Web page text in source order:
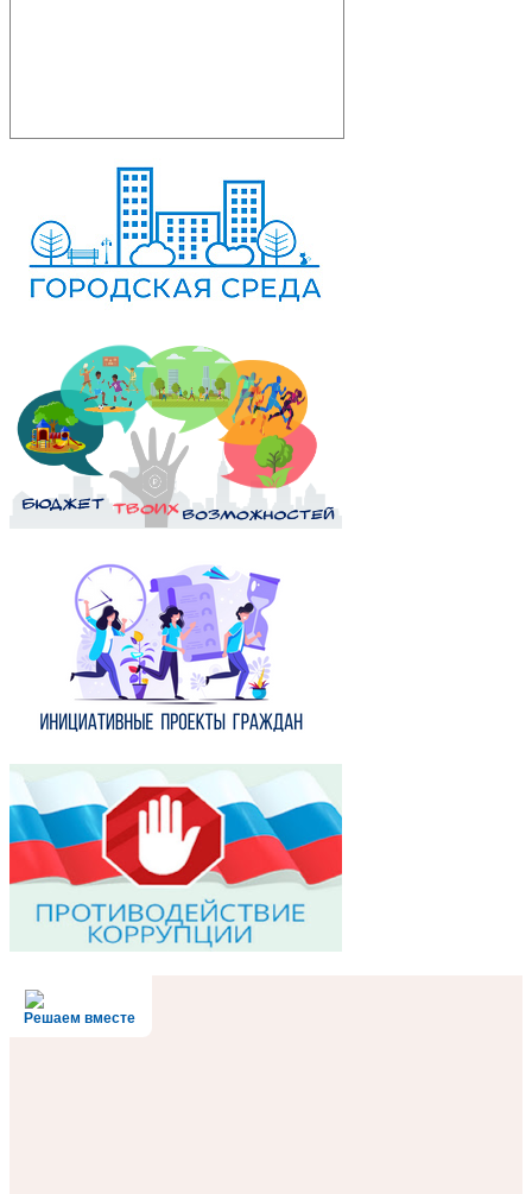
Решаем вместе